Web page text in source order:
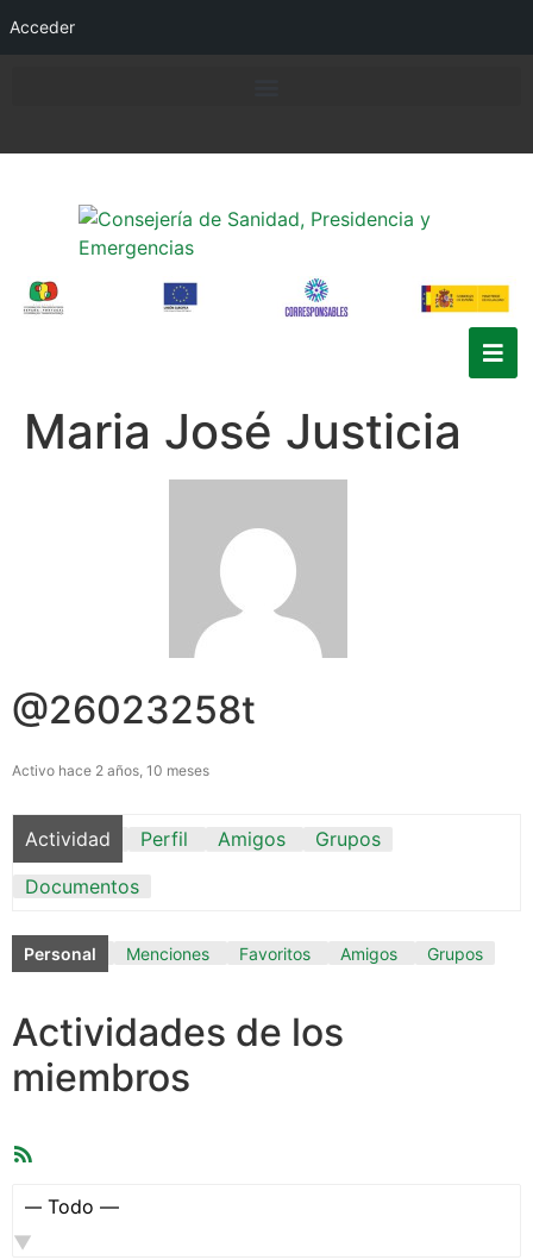
Acceder
Maria José Justicia
@26023258t
Activo hace 2 años, 10 meses
Actividad Perfil Amigos
Grupos
Documentos
Personal Menciones Favoritos Amigos Grupos
Actividades de los
miembros
Mostrar: